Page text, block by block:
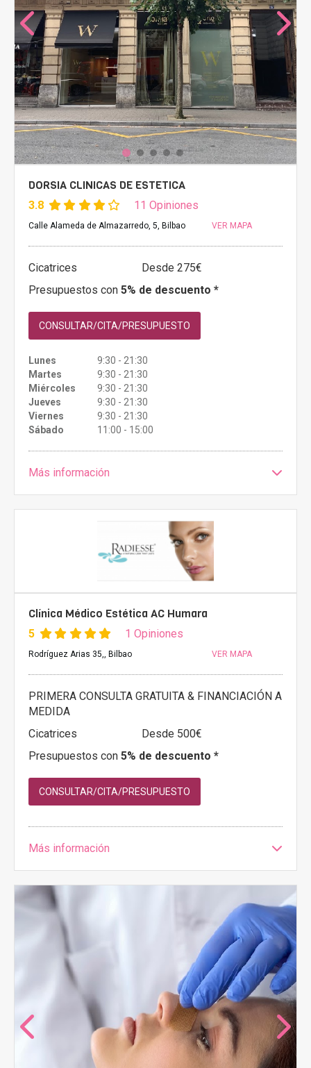
DORSIA CLINICAS DE ESTETICA
3.8 11 Opiniones
Calle Alameda de Almazarredo, 5, Bilbao VER MAPA
Cicatrices
Desde 275€
Presupuestos con 5% de descuento *
CONSULTAR/CITA/PRESUPUESTO
Lunes
9:30 - 21:30
Martes
9:30 - 21:30
Miércoles
9:30 - 21:30
Jueves
9:30 - 21:30
Viernes
9:30 - 21:30
Sábado
11:00 - 15:00
Más información
Clínica Médico Estética AC Humara
5 1 Opiniones
Rodríguez Arias 35,, Bilbao VER MAPA
PRIMERA CONSULTA GRATUITA & FINANCIACIÓN A
MEDIDA
Cicatrices
Desde 500€
Presupuestos con 5% de descuento *
CONSULTAR/CITA/PRESUPUESTO
Más información